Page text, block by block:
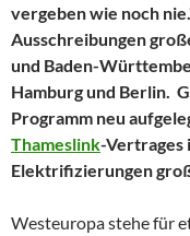
vergeben wie noch
Ausschreibungen
und Baden-
Hamburg und Berlin.
Programm neu
Thameslink-Vertrages
Elektrifizierungen
Westeuropa stehe für